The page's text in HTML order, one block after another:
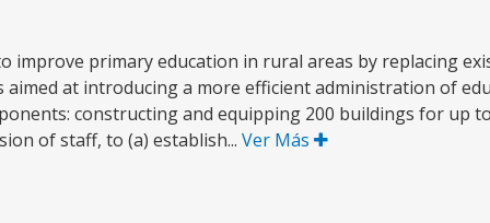
primary education in rural areas by replacing
at introducing a more efficient administration of
constructing and equipping 200 buildings for up
of staff, to (a) establish... Ver Más